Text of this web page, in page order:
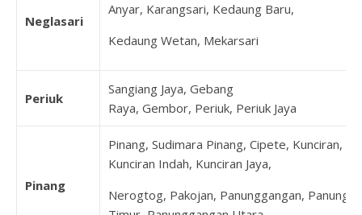
Neglasari
Anyar, Karangsari, Kedaung Baru,
Kedaung Wetan, Mekarsari
Periuk
Sangiang Jaya, Gebang
Raya, Gembor, Periuk, Periuk Jaya
Pinang
Pinang, Sudimara Pinang, Cipete, Kunciran,
Kunciran Indah, Kunciran Jaya,
Nerogtog, Pakojan, Panunggangan,